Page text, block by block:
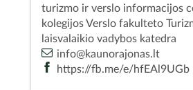
turizmo ir verslo informacijos
kolegijos Verslo fakulteto
laisvalaikio vadybos katedra
info@kaunorajonas.lt
https://fb.me/e/hfEAl9UGb